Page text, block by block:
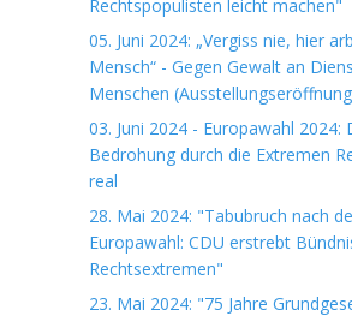
Rechtspopulisten leicht machen"
05. Juni 2024: „Vergiss nie, hier
Mensch“ - Gegen Gewalt an
Menschen
03. Juni 2024 - Europawahl 2024:
Bedrohung durch die Extremen
real
28. Mai 2024: "Tabubruch nach
Europawahl: CDU erstrebt
Rechtsextremen"
23. Mai 2024: "75 Jahre